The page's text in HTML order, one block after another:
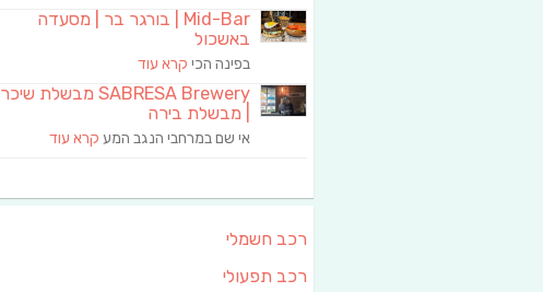
Mid-Bar | בורגר בר | מסעדה
באשכול
בפינה הכי קרא עוד
SABRESA Brewery מבשלת שיכר
| מבשלת בירה
אי שם במרחבי הנגב המע קרא עוד
רכב חשמלי
רכב תפעולי